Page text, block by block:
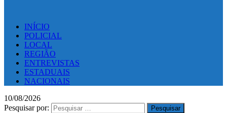
INÍCIO
POLICIAL
LOCAL
REGIÃO
ENTREVISTAS
ESTADUAIS
NACIONAIS
10/08/2026
Pesquisar por: